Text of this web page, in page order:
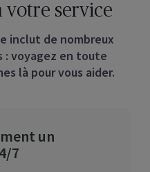
votre service
inclut de nombreux
: voyagez en toute
là pour vous aider.
un
7